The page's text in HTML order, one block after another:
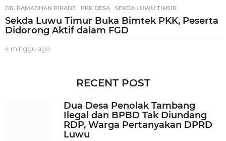
DR. RAMADHAN PIRADE ,PKK DESA ,SEKDA LUWU TIMUR
Sekda Luwu Timur Buka Bimtek PKK, Peserta
Didorong Aktif dalam FGD
4 minggu ago
RECENT POST
Dua Desa Penolak Tambang
Ilegal dan BPBD Tak Diundang
RDP, Warga Pertanyakan DPRD
Luwu